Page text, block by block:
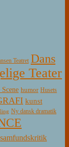
Teatret Dans
Teater
humor Husets
kunst
Ny dansk dramatik
samfundskritik